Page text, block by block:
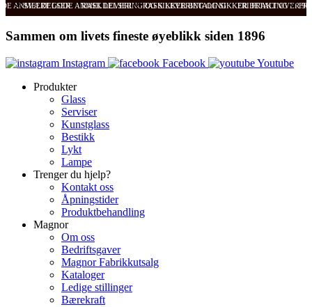
ANMELDELSER RASK LEVERING OG SIKKER BETALING FRI FRAKT OVER
SVÆRT GODE ANMELDELSER RASK LEVERING OG SIKKER BETALING
Sammen om livets fineste øyeblikk siden 1896
Instagram Facebook
Youtube
Produkter
Glass
Serviser
Kunstglass
Bestikk
Lykt
Lampe
Trenger du hjelp?
Kontakt oss
Åpningstider
Produktbehandling
Magnor
Om oss
Bedriftsgaver
Magnor Fabrikkutsalg
Kataloger
Ledige stillinger
Bærekraft